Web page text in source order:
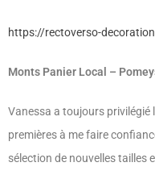
https://rectoverso-
Monts Panier Local –
Vanessa a toujours privilégié
premières à me faire
sélection de nouvelles tailles